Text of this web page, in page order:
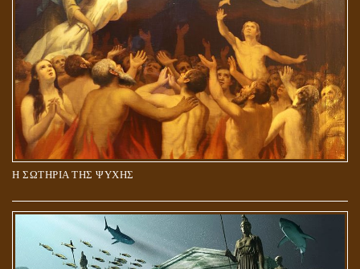
Η ΣΩΤΗΡΙΑ ΤΗΣ ΨΥΧΗΣ